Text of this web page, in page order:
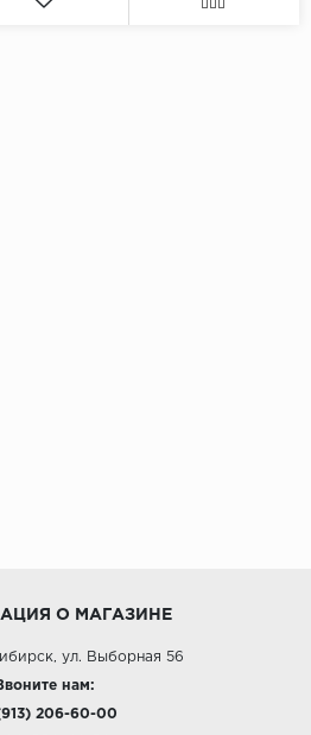
О МАГАЗИНЕ
ул. Выборная 56
нам:
206-60-00